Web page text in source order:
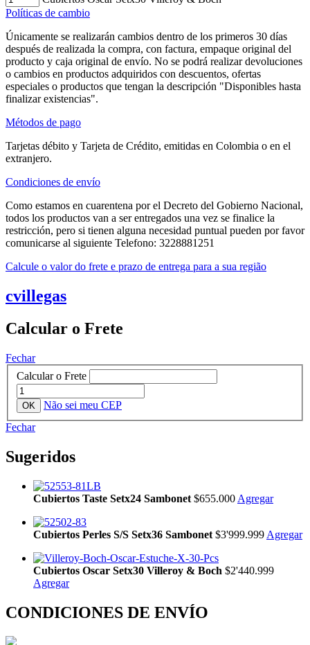
Políticas de cambio
Únicamente se realizarán cambios dentro de los primeros 30 días
después de realizada la compra, con factura, empaque original del
producto y caja original de envío. No se podrá realizar devoluciones
o cambios en productos adquiridos con descuentos, ofertas
especiales o productos que tengan la descripción "Disponibles hasta
finalizar existencias".
Métodos de pago
Tarjetas débito y Tarjeta de Crédito, emitidas en Colombia o en el
extranjero.
Condiciones de envío
Como estamos en cuarentena por el Decreto del Gobierno Nacional,
todos los productos van a ser entregados una vez se finalice la
restricción, pero si tienen alguna necesidad puntual pueden por favor
comunicarse al siguiente Telefono: 3228881251
Calcule o valor do frete e prazo de entrega para a sua região
cvillegas
Calcular o Frete
Fechar
Calcular o Frete
Não sei meu CEP
Fechar
Sugeridos
Cubiertos Taste Setx24 Sambonet $655.000 Agregar
Cubiertos Perles S/S Setx36 Sambonet $3'999.999 Agregar
Cubiertos Oscar Setx30 Villeroy & Boch $2'440.999
Agregar
CONDICIONES DE ENVÍO